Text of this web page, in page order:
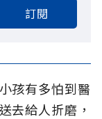
訂閱
孩有多怕到醫
去給人折磨，